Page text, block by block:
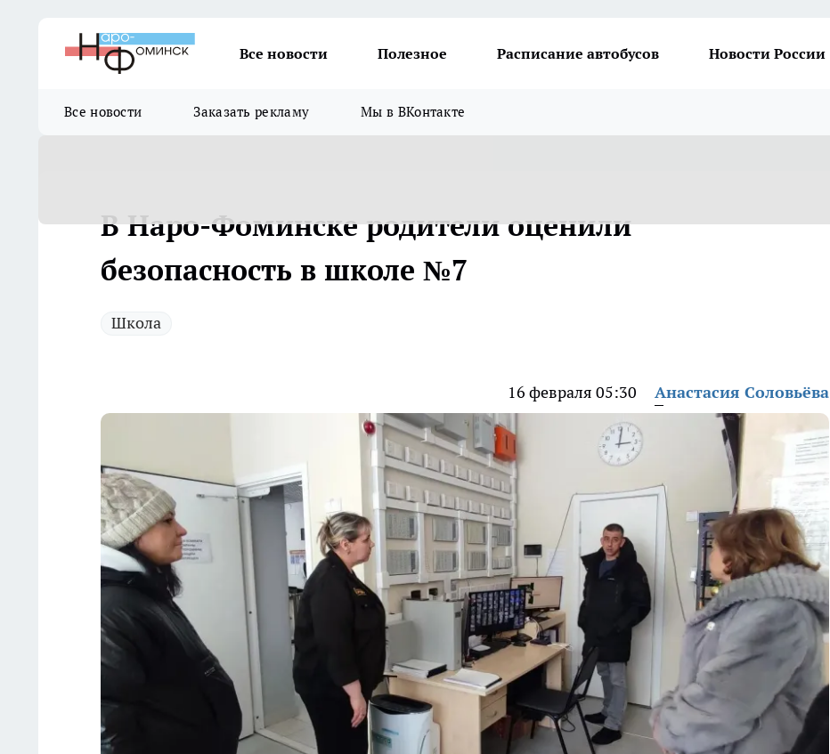
Все новости Полезное Расписание автобусов Новости России
Все новости Заказать рекламу Мы в ВКонтакте
В Наро-Фоминске родители оценили
безопасность в школе №7
Школа
16 февраля 05:30 Анастасия Соловьёва